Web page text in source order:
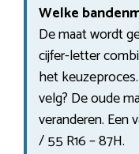
Welke
De maat wordt
cijfer-letter
het
velg? De oude
veranderen. Een
/ 55 R16 – 87H.